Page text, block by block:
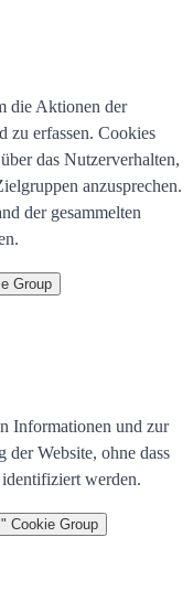
die Aktionen der
zu erfassen. Cookies
das Nutzerverhalten,
anzusprechen.
der gesammelten
Group
Informationen und zur
Website, ohne dass
werden.
Cookie Group